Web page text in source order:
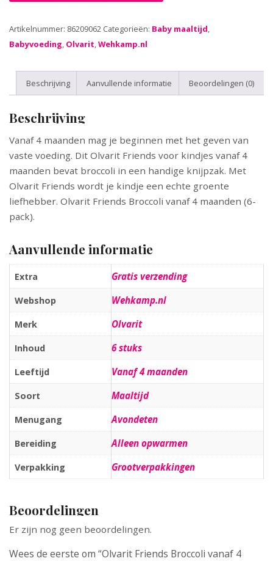
Artikelnummer: 86209062 Categorieën: Baby maaltijd,
Babyvoeding, Olvarit,Wehkamp.nl
Beschrijving Aanvullende informatie Beoordelingen (0)
Beschrijving
Vanaf 4 maanden mag je beginnen met het geven van
vaste voeding. Dit Olvarit Friends voor kindjes vanaf 4
maanden bevat broccoli in een handige knijpzak. Met
Olvarit Friends wordt je kindje een echte groente
liefhebber. Olvarit Friends Broccoli vanaf 4 maanden (6-
pack).
Aanvullende informatie
Extra Gratis verzending
Webshop Wehkamp.nl
Merk Olvarit
Inhoud 6 stuks
Leeftijd Vanaf 4 maanden
Soort Maaltijd
Menugang Avondeten
Bereiding Alleen opwarmen
Verpakking Grootverpakkingen
Beoordelingen
Er zijn nog geen beoordelingen.
Wees de eerste om “Olvarit Friends Broccoli vanaf 4